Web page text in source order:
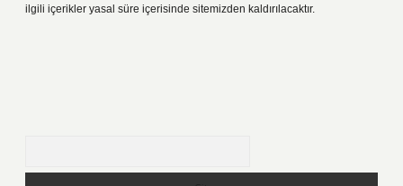
ilgili içerikler yasal süre içerisinde sitemizden kaldırılacaktır.